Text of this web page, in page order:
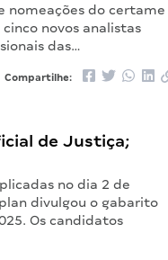
nomeações do certame
novos analistas
das…
Compartilhe:
de Justiça;
no dia 2 de
divulgou o gabarito
Os candidatos